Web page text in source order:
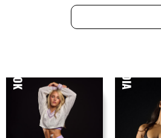
EMMA KOK NUMIDIA